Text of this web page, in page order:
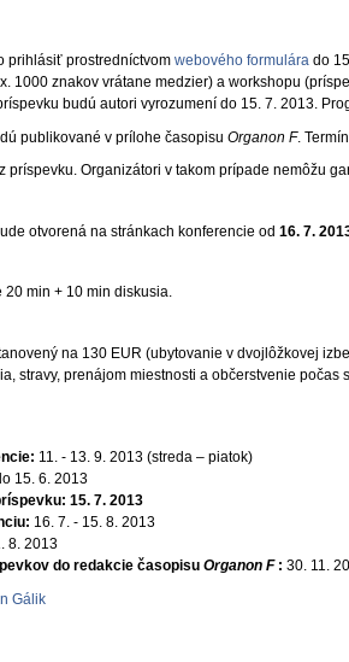
prihlásiť prostredníctvom webového formulára do
1000 znakov vrátane medzier) a workshopu
budú autori vyrozumení do 15. 7. 2013.
publikované v prílohe časopisu Organon F.
príspevku. Organizátori v takom prípade nemôžu
otvorená na stránkach konferencie od 16. 7.
min + 10 min diskusia.
na 130 EUR (ubytovanie v dvojlôžkovej
stravy, prenájom miestnosti a občerstvenie
11. - 13. 9. 2013 (streda – piatok)
15. 6. 2013
15. 7. 2013
16. 7. - 15. 8. 2013
8. 2013
do redakcie časopisu Organon F: 30. 11.
Gálik